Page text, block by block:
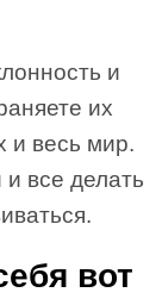
и
их
весь мир.
все делать
вот